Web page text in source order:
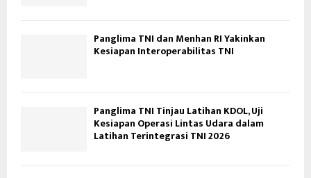
Panglima TNI dan Menhan RI Yakinkan
Kesiapan Interoperabilitas TNI
Panglima TNI Tinjau Latihan KDOL, Uji
Kesiapan Operasi Lintas Udara dalam
Latihan Terintegrasi TNI 2026